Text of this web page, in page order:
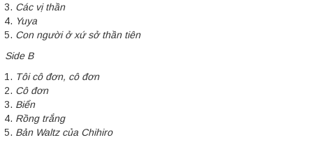
Các vị thần
Yuya
Con người ở xứ sở thần tiên
Side B
Tôi cô đơn, cô đơn
Cô đơn
Biển
Rồng trắng
Bản Waltz của Chihiro